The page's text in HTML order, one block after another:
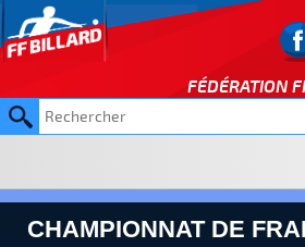
FÉDÉRATION
CHAMPIONNAT DE